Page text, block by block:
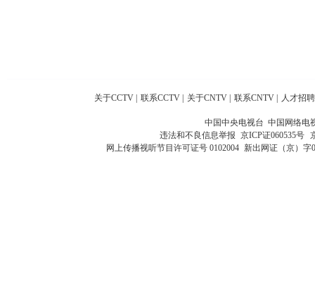
关于CCTV 联系CCTV 关于CNTV 联系CNTV 人才招聘
中国中央电视台 中国网络电
违法和不良信息举报 京ICP证060535号
网上传播视听节目许可证号 0102004 新出网证（京）